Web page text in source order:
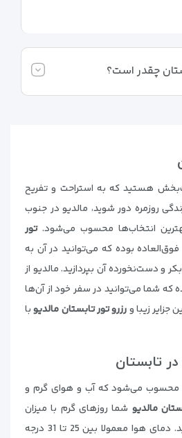
چقدر است؟
هستید که به استراحت و تفریح
روزمره دور شوید، مالدیو در جنوب
انتخاب‌ها محسوب می‌شود.تور
بوده که می‌توانید در آن به
و دست‌نخورده آن بپردازید. مالدیو از
شما می‌توانید در سفر خود از آن‌ها
جزایر زیبا ورزرو تور تابستان مالدیوبا
تابستان
می‌شود که آب و هوای گرم و
مالدیو شما روزهای گرم با میزان
رطوبت بالا را تجربه می‌کنید. دمای هوا معمولا بین 25 تا 31 درجه